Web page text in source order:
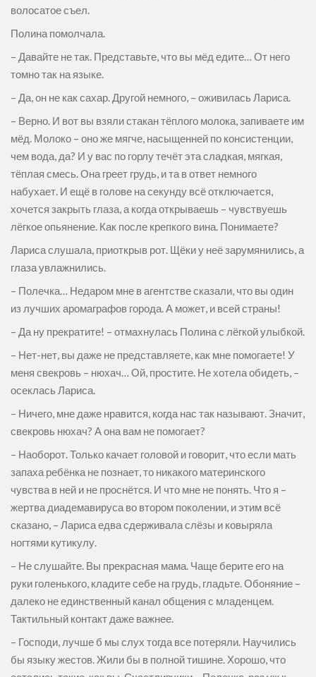
волосатое съел.
Полина помолчала.
– Давайте не так. Представьте, что вы мёд едите… От него
томно так на языке.
– Да, он не как сахар. Другой немного, – оживилась Лариса.
– Верно. И вот вы взяли стакан тёплого молока, запиваете им
мёд. Молоко – оно же мягче, насыщенней по консистенции,
чем вода, да? И у вас по горлу течёт эта сладкая, мягкая,
тёплая смесь. Она греет грудь, и та в ответ немного
набухает. И ещё в голове на секунду всё отключается,
хочется закрыть глаза, а когда открываешь – чувствуешь
лёгкое опьянение. Как после крепкого вина. Понимаете?
Лариса слушала, приоткрыв рот. Щёки у неё зарумянились, а
глаза увлажнились.
– Полечка… Недаром мне в агентстве сказали, что вы один
из лучших аромаграфов города. А может, и всей страны!
– Да ну прекратите! – отмахнулась Полина с лёгкой улыбкой.
– Нет-нет, вы даже не представляете, как мне помогаете! У
меня свекровь – нюхач… Ой, простите. Не хотела обидеть, –
осеклась Лариса.
– Ничего, мне даже нравится, когда нас так называют. Значит,
свекровь нюхач? А она вам не помогает?
– Наоборот. Только качает головой и говорит, что если мать
запаха ребёнка не познает, то никакого материнского
чувства в ней и не проснётся. И что мне не понять. Что я –
жертва диадемавируса во втором поколении, и этим всё
сказано, – Лариса едва сдерживала слёзы и ковыряла
ногтями кутикулу.
– Не слушайте. Вы прекрасная мама. Чаще берите его на
руки голенького, кладите себе на грудь, гладьте. Обоняние –
далеко не единственный канал общения с младенцем.
Тактильный контакт даже важнее.
– Господи, лучше б мы слух тогда все потеряли. Научились
бы языку жестов. Жили бы в полной тишине. Хорошо, что